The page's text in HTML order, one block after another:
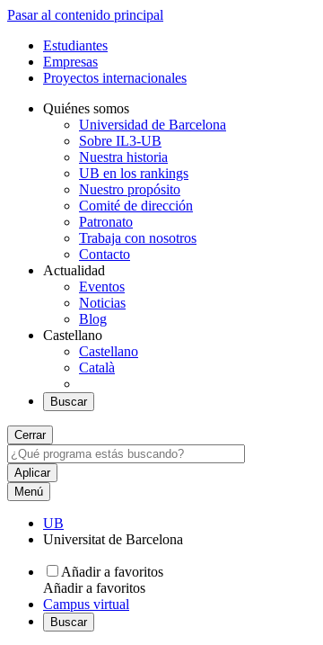
Pasar al contenido principal
Estudiantes
Empresas
Proyectos internacionales
Quiénes somos
Universidad de Barcelona
Sobre IL3-UB
Nuestra historia
UB en los rankings
Nuestro propósito
Comité de dirección
Patronato
Trabaja con nosotros
Contacto
Actualidad
Eventos
Noticias
Blog
Castellano
Castellano
Català
Buscar
Cerrar
Menú
UB
Universitat de Barcelona
Añadir a favoritos
Añadir a favoritos
Campus virtual
Buscar